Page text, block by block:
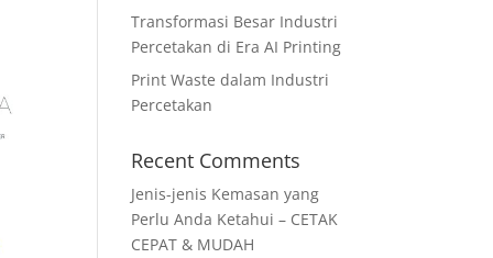
Transformasi Besar Industri
Percetakan di Era AI Printing
Print Waste dalam Industri
Percetakan
Recent Comments
Jenis-jenis Kemasan yang
Perlu Anda Ketahui – CETAK
CEPAT & MUDAH